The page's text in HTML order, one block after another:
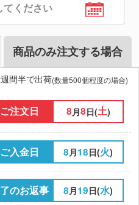
商品のみ注文する場合
間半で出荷(数量500個程度の場合)
ご注文日 8 月8日(土)
ご入金日 8月18日(火)
のお返事 8月19日(水)